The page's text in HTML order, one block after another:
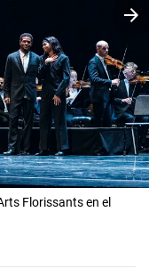
Florissants en el